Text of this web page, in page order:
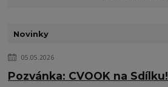
Novinky
05.05.2026
Pozvánka: CVOOK na Sdílku!